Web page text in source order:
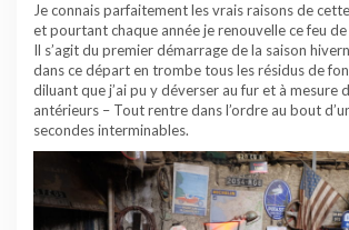
Je connais parfaitement les vrais raisons de
et pourtant chaque année je renouvelle ce feu de
Il s’agit du premier démarrage de la saison
dans ce départ en trombe tous les résidus de
diluant que j’ai pu y déverser au fur et à mesure
antérieurs – Tout rentre dans l’ordre au bout
secondes interminables.